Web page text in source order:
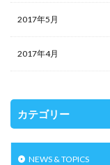
2017年5月
2017年4月
カテゴリー
NEWS & TOPICS